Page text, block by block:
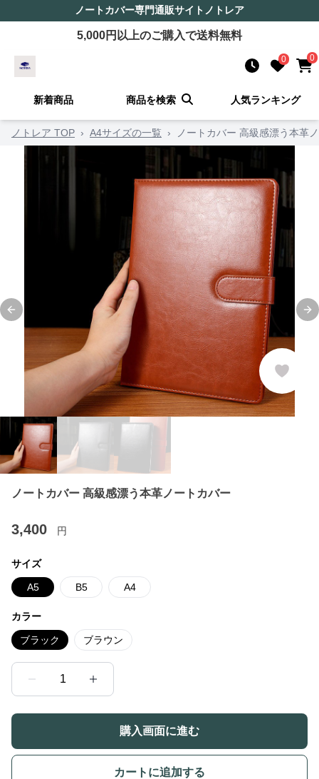
ノートカバー専門通販サイト ノトレア
5,000円以上のご購入で送料無料
0 0
新着商品 商品を検索 人気ランキング
ノトレア TOP › A4サイズの一覧 › ノートカバー 高級感漂う本革
Previous slide
ノートカバー 高級感漂う本革ノートカバー
3,400 円
サイズ
A5 B5 A4
カラー
ブラック ブラウン
1
購入画面に進む
カートに追加する